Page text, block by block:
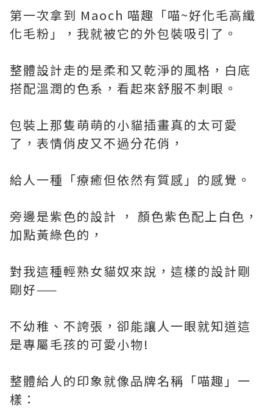
第一次拿到 Maoch 喵趣「喵~好化毛高纖
化毛粉」，我就被它的外包裝吸引了。
整體設計走的是柔和又乾淨的風格，白底
搭配溫潤的色系，看起來舒服不刺眼。
包裝上那隻萌萌的小貓插畫真的太可愛
了，表情俏皮又不過分花俏，
給人一種「療癒但依然有質感」的感覺。
旁邊是紫色的設計 ， 顏色紫色配上白色，
加點黃綠色的，
對我這種輕熟女貓奴來說，這樣的設計剛
剛好——
不幼稚、不誇張，卻能讓人一眼就知道這
是專屬毛孩的可愛小物!
整體給人的印象就像品牌名稱「喵趣」一
樣：